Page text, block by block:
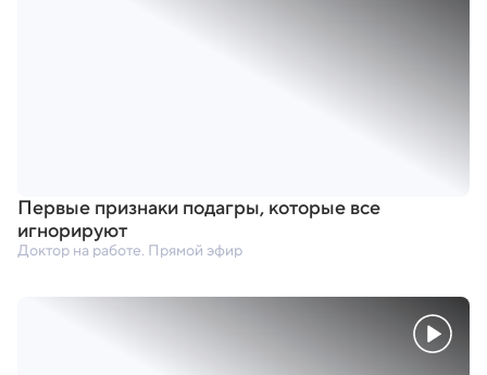
Первые признаки подагры,которые все
игнорируют
Доктор на работе. Прямой эфир